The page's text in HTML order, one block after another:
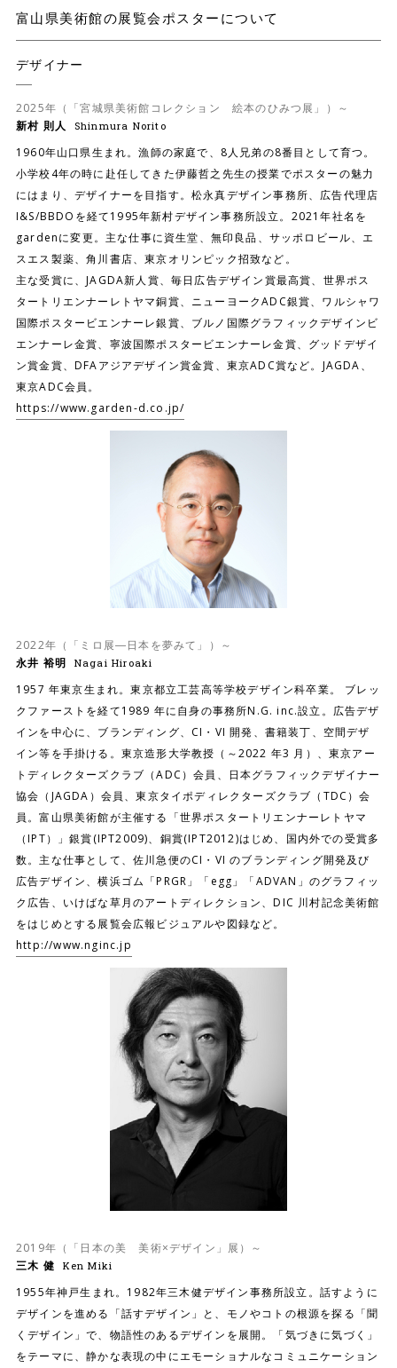
富山県美術館の展覧会ポスターについて
デザイナー
2025年（「宮城県美術館コレクション 絵本のひみつ展」）～
新村 則人
Shinmura Norito
1960年山口県生まれ。漁師の家庭で、8人兄弟の8番目として育つ。
小学校4年の時に赴任してきた伊藤哲之先生の授業でポスターの魅力
にはまり、デザイナーを目指す。松永真デザイン事務所、広告代理店
I&S/BBDOを経て1995年新村デザイン事務所設立。2021年社名を
gardenに変更。主な仕事に資生堂、無印良品、サッポロビール、エ
スエス製薬、角川書店、東京オリンピック招致など。
主な受賞に、JAGDA新人賞、毎日広告デザイン賞最高賞、世界ポス
タートリエンナーレトヤマ銅賞、ニューヨークADC銀賞、ワルシャワ
国際ポスタービエンナーレ銀賞、ブルノ国際グラフィックデザインビ
エンナーレ金賞、寧波国際ポスタービエンナーレ金賞、グッドデザイ
ン賞金賞、DFAアジアデザイン賞金賞、東京ADC賞など。JAGDA、
東京ADC会員。
https://www.garden-d.co.jp/
2022年（「ミロ展―日本を夢みて」）～
永井 裕明
Nagai Hiroaki
1957 年東京生まれ。東京都立工芸高等学校デザイン科卒業。 ブレッ
クファーストを経て1989 年に自身の事務所N.G. inc.設立。広告デザ
インを中心に、ブランディング、CI・VI 開発、書籍装丁、空間デザ
イン等を手掛ける。東京造形大学教授（～2022 年3 月）、東京アー
トディレクターズクラブ（ADC）会員、日本グラフィックデザイナー
協会（JAGDA）会員、東京タイポディレクターズクラブ（TDC）会
員。富山県美術館が主催する「世界ポスタートリエンナーレトヤマ
（IPT）」銀賞(IPT2009)、銅賞(IPT2012)はじめ、国内外での受賞多
数。主な仕事として、佐川急便のCI・VI のブランディング開発及び
広告デザイン、横浜ゴム「PRGR」「egg」「ADVAN」のグラフィッ
ク広告、いけばな草月のアートディレクション、DIC 川村記念美術館
をはじめとする展覧会広報ビジュアルや図録など。
http://www.nginc.jp
2019年（「日本の美 美術×デザイン」展）～
三木 健
Ken Miki
1955年神戸生まれ。1982年三木健デザイン事務所設立。話すように
デザインを進める「話すデザイン」と、モノやコトの根源を探る「聞
くデザイン」で、物語性のあるデザインを展開。「気づきに気づく」
をテーマに、静かな表現の中にエモーショナルなコミュニケーション